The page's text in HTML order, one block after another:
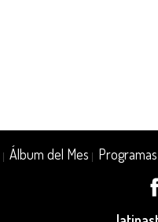
|Álbum del Mes Programas